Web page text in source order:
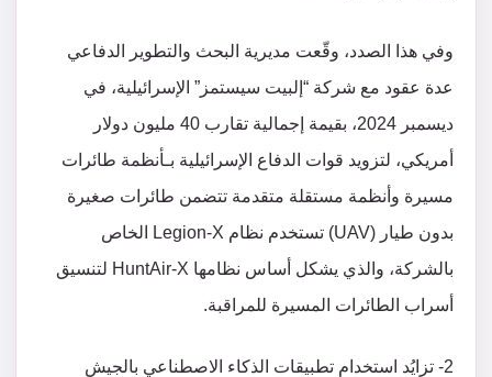
وفي هذا الصدد، وقّعت مديرية البحث والتطوير الدفاعي
عدة عقود مع شركة “إلبيت سيستمز” الإسرائيلية، في
ديسمبر 2024، بقيمة إجمالية تقارب 40 مليون دولار
أمريكي، لتزويد قوات الدفاع الإسرائيلية بـأنظمة طائرات
مسيرة وأنظمة مستقلة متقدمة تتضمن طائرات صغيرة
بدون طيار (UAV) تستخدم نظام Legion-X الخاص
بالشركة، والذي يشكل أساس نظامها HuntAir-X لتنسيق
أسراب الطائرات المسيرة للمراقبة.
2- تزايُد استخدام تطبيقات الذكاء الاصطناعي بالجيش